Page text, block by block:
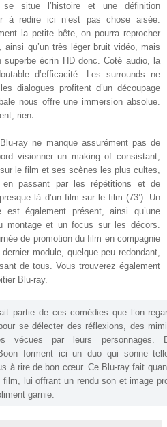
situe l’histoire et une définition
à redire ici n’est pas chose aisée.
la petite bête, on pourra reprocher
qu’un très léger bruit vidéo, mais
écrin HD donc. Coté audio, la
d’efficacité. Les surrounds ne
dialogues profitent d’un découpage
nous offre une immersion absolue.
rien.
ray ne manque assurément pas de
visionner un making of consistant,
le film et ses scènes les plus cultes,
en passant par les répétitions et de
là d’un film sur le film (73’). Un
est également présent, ainsi qu’une
montage et un focus sur les décors.
de promotion du film en compagnie
module, quelque peu redondant,
de tous. Vous trouverez également
Blu-ray.
partie de ces comédies que l’on
se délecter des réflexions, des
vécues par leurs personnages.
forment ici un duo qui sonne
à rire de bon cœur. Ce Blu-ray fait
film, lui offrant un rendu son et image
garnie.